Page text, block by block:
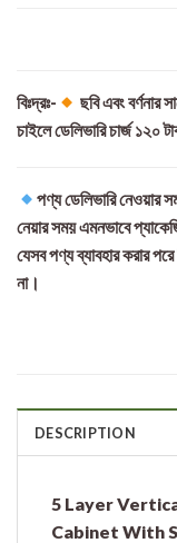
বিঃদ্রঃ-
ছবি এবং
চাইলে ডেলিভারি চার্জ ১২০
পণ্য ডেলিভারি নেওয়ার
নেয়ার সময় এমনভাবে
যেসব পণ্য ব্যাবহার করার পরে
না।
DESCRIPTION
5 Layer
Cabinet With